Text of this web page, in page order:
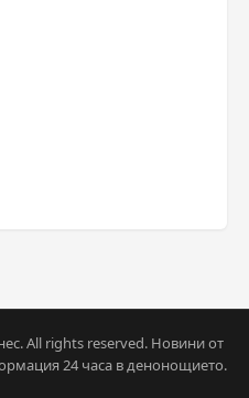
All rights reserved. Новини от
24 часа в денонощието.